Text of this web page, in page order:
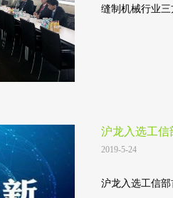
缝制机械行业
沪龙入选工信
2019-5-24
沪龙入选工信